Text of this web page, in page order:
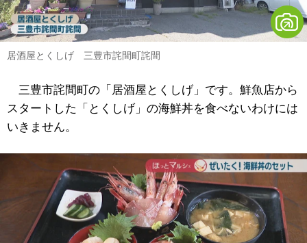
居酒屋とくしげ 三豊市詫間町詫間
三豊市詫間町の「居酒屋とくしげ」です。鮮魚店から
スタートした「とくしげ」の海鮮丼を食べないわけには
いきません。